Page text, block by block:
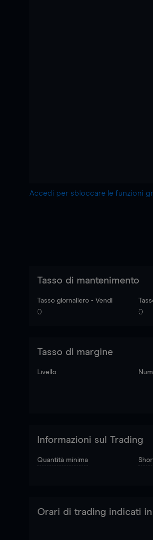
Accedi per sbloccare le funzioni
Tasso di mantenimento
Tasso giornaliero - Vendi
0 0
Tasso di margine
Livello
Informazioni sul Trading
Quantità minima
Orari di trading indicati